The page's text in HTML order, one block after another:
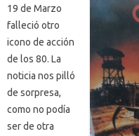
19 de Marzo
falleció otro
icono de acción
de los 80. La
noticia nos pilló
de sorpresa,
como no podía
ser de otra